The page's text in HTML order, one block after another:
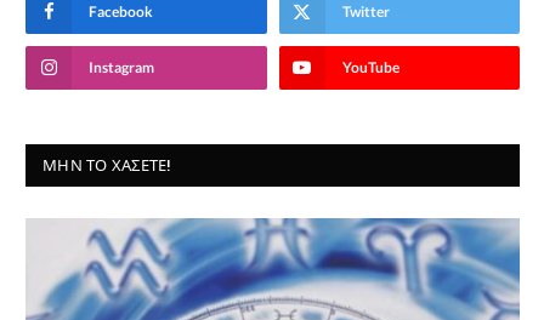
Facebook Twitter
Instagram YouTube
ΜΗΝ ΤΟ ΧΆΣΕΤΕ!